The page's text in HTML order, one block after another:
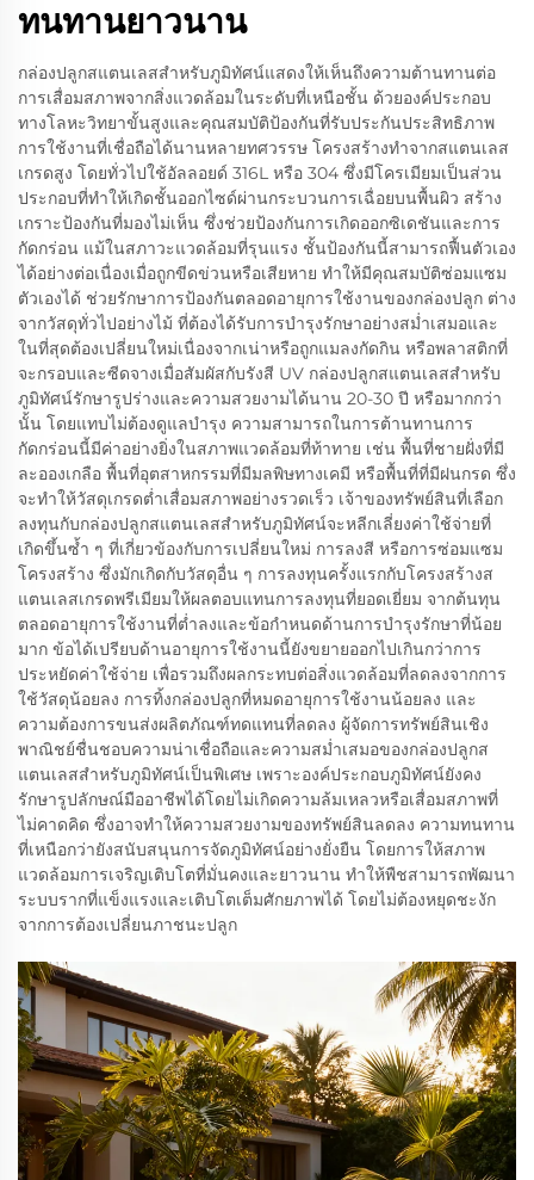
ทนทานยาวนาน
กล่องปลูกสแตนเลสสำหรับภูมิทัศน์แสดงให้เห็นถึงความต้านทานต่อ
การเสื่อมสภาพจากสิ่งแวดล้อมในระดับที่เหนือชั้น ด้วยองค์ประกอบ
ทางโลหะวิทยาขั้นสูงและคุณสมบัติป้องกันที่รับประกันประสิทธิภาพ
การใช้งานที่เชื่อถือได้นานหลายทศวรรษ โครงสร้างทำจากสแตนเลส
เกรดสูง โดยทั่วไปใช้อัลลอยด์ 316L หรือ 304 ซึ่งมีโครเมียมเป็นส่วน
ประกอบที่ทำให้เกิดชั้นออกไซด์ผ่านกระบวนการเฉื่อยบนพื้นผิว สร้าง
เกราะป้องกันที่มองไม่เห็น ซึ่งช่วยป้องกันการเกิดออกซิเดชันและการ
กัดกร่อน แม้ในสภาวะแวดล้อมที่รุนแรง ชั้นป้องกันนี้สามารถฟื้นตัวเอง
ได้อย่างต่อเนื่องเมื่อถูกขีดข่วนหรือเสียหาย ทำให้มีคุณสมบัติซ่อมแซม
ตัวเองได้ ช่วยรักษาการป้องกันตลอดอายุการใช้งานของกล่องปลูก ต่าง
จากวัสดุทั่วไปอย่างไม้ ที่ต้องได้รับการบำรุงรักษาอย่างสม่ำเสมอและ
ในที่สุดต้องเปลี่ยนใหม่เนื่องจากเน่าหรือถูกแมลงกัดกิน หรือพลาสติกที่
จะกรอบและซีดจางเมื่อสัมผัสกับรังสี UV กล่องปลูกสแตนเลสสำหรับ
ภูมิทัศน์รักษารูปร่างและความสวยงามได้นาน 20-30 ปี หรือมากกว่า
นั้น โดยแทบไม่ต้องดูแลบำรุง ความสามารถในการต้านทานการ
กัดกร่อนนี้มีค่าอย่างยิ่งในสภาพแวดล้อมที่ท้าทาย เช่น พื้นที่ชายฝั่งที่มี
ละอองเกลือ พื้นที่อุตสาหกรรมที่มีมลพิษทางเคมี หรือพื้นที่ที่มีฝนกรด ซึ่ง
จะทำให้วัสดุเกรดต่ำเสื่อมสภาพอย่างรวดเร็ว เจ้าของทรัพย์สินที่เลือก
ลงทุนกับกล่องปลูกสแตนเลสสำหรับภูมิทัศน์จะหลีกเลี่ยงค่าใช้จ่ายที่
เกิดขึ้นซ้ำ ๆ ที่เกี่ยวข้องกับการเปลี่ยนใหม่ การลงสี หรือการซ่อมแซม
โครงสร้าง ซึ่งมักเกิดกับวัสดุอื่น ๆ การลงทุนครั้งแรกกับโครงสร้างส
แตนเลสเกรดพรีเมียมให้ผลตอบแทนการลงทุนที่ยอดเยี่ยม จากต้นทุน
ตลอดอายุการใช้งานที่ต่ำลงและข้อกำหนดด้านการบำรุงรักษาที่น้อย
มาก ข้อได้เปรียบด้านอายุการใช้งานนี้ยังขยายออกไปเกินกว่าการ
ประหยัดค่าใช้จ่าย เพื่อรวมถึงผลกระทบต่อสิ่งแวดล้อมที่ลดลงจากการ
ใช้วัสดุน้อยลง การทิ้งกล่องปลูกที่หมดอายุการใช้งานน้อยลง และ
ความต้องการขนส่งผลิตภัณฑ์ทดแทนที่ลดลง ผู้จัดการทรัพย์สินเชิง
พาณิชย์ชื่นชอบความน่าเชื่อถือและความสม่ำเสมอของกล่องปลูกส
แตนเลสสำหรับภูมิทัศน์เป็นพิเศษ เพราะองค์ประกอบภูมิทัศน์ยังคง
รักษารูปลักษณ์มืออาชีพได้โดยไม่เกิดความล้มเหลวหรือเสื่อมสภาพที่
ไม่คาดคิด ซึ่งอาจทำให้ความสวยงามของทรัพย์สินลดลง ความทนทาน
ที่เหนือกว่ายังสนับสนุนการจัดภูมิทัศน์อย่างยั่งยืน โดยการให้สภาพ
แวดล้อมการเจริญเติบโตที่มั่นคงและยาวนาน ทำให้พืชสามารถพัฒนา
ระบบรากที่แข็งแรงและเติบโตเต็มศักยภาพได้ โดยไม่ต้องหยุดชะงัก
จากการต้องเปลี่ยนภาชนะปลูก